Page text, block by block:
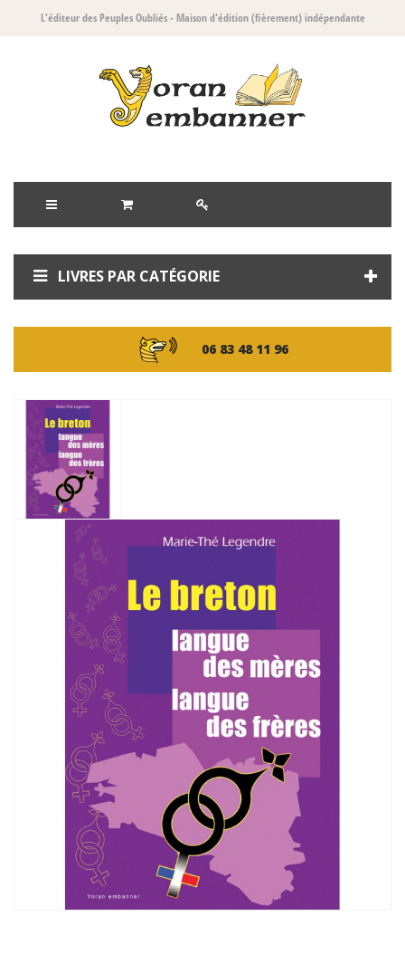
L'éditeur des Peuples Oubliés- Maison d'édition (fièrement) indépendante
LIVRES PAR CATÉGORIE
06 83 48 11 96